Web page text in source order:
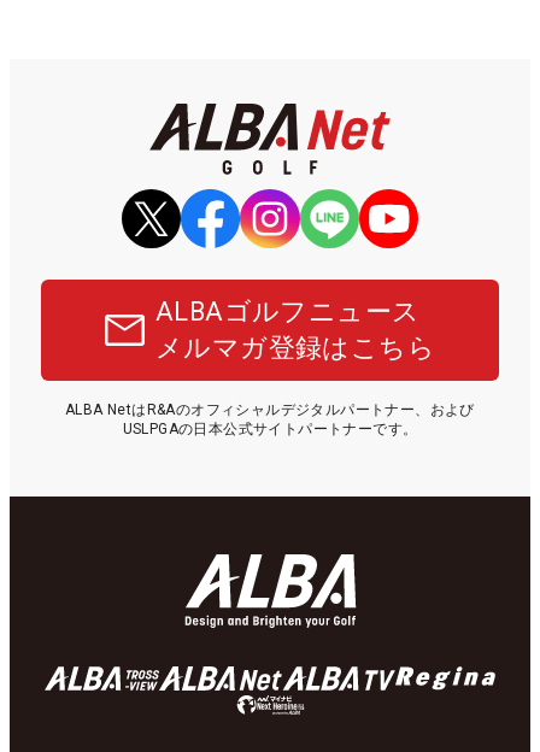
ALBAゴルフニュース
メルマガ登録はこちら
ALBA NetはR&Aのオフィシャルデジタルパートナー、および
USLPGAの日本公式サイトパートナーです。